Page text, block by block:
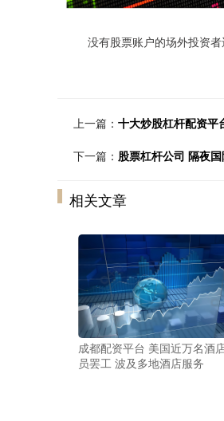
没有股票账户的场外投资者
上一篇： 十大炒股杠杆配资平
下一篇： 股票杠杆公司 隔夜
相关文章
成都配资平台 美国近万名酒
员罢工 波及多地酒店服务